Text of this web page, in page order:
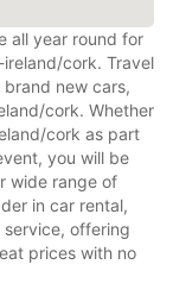
all year round for
cork. Travel
new cars,
cork. Whether
cork as part
you will be
wide range of
in car rental,
offering
prices with no